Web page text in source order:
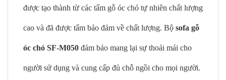
được tạo thành từ các tấm gỗ óc chó tự nhiên chất lượng
cao và đã được tẩm bảo đảm về chất lượng. Bộ sofa gỗ
óc chó SF-M050 đảm bảo mang lại sự thoải mái cho
người sử dụng và cung cấp đủ chỗ ngồi cho mọi người.